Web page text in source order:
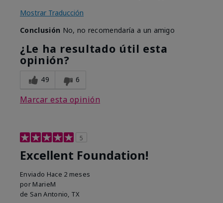
Mostrar Traducción
Conclusión No, no recomendaría a un amigo
¿Le ha resultado útil esta
opinión?
49 6
Marcar esta opinión
5
Excellent Foundation!
Enviado Hace 2 meses
por MarieM
de San Antonio, TX